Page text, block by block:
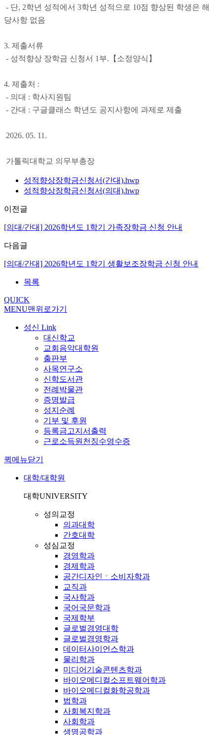
- 단, 2학년 성적에서 3학년 성적으로 10점 향상된 학생은 해
당사항 없음
3. 제출서류
- 성적향상 장학금 신청서 1 부. 【 소정양식 】
4. 제출처 :
- 의대 : 학사지원팀
- 간대 : 구글클래스 학년도 공지사항에 과제로 제출
2026. 05. 11.
가톨릭대학교 의무부총장
성적향상장학금신청서(간대).hwp
성적향상장학금신청서(의대).hwp
이전글
[의대/간대] 2026학년도 1학기 가족장학금 신청 안내
다음글
[의대/간대] 2026학년도 1학기 생활보조장학금 신청 안내
목록
QUICK
MENU맨위로가기
성신 Link
대신학교
교회음악대학원
출판부
사목연구소
신학도서관
전례박물관
증명발급
성지순례
기부 및 후원
등록금고지서출력
근로소득원천징수영수증
퀵메뉴닫기
대학/대학원
대학UNIVERSITY
성의교정
의과대학
간호대학
성심교정
경영학과
경제학과
공간디자인ㆍ소비자학과
교직과
국사학과
국어국문학과
국제학부
글로벌경영대학
글로벌경영학과
데이터사이언스학과
물리학과
미디어기술콘텐츠학과
바이오메디컬소프트웨어학과
바이오메디컬화학공학과
법학과
사회복지학과
사회학과
생명공학과